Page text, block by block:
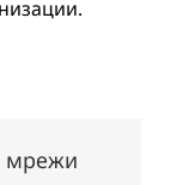
мрежи